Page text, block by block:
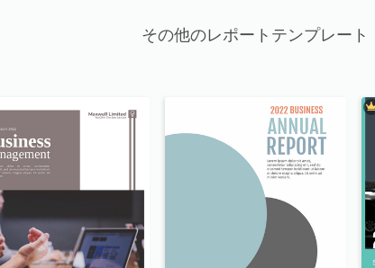
その他のレポートテンプレート